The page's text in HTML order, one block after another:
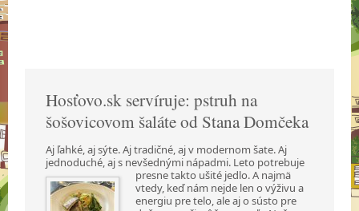
Hosťovo.sk servíruje: pstruh na
šošovicovom šaláte od Stana Domčeka
Aj ľahké, aj sýte. Aj tradičné, aj v modernom šate. Aj
jednoduché, aj s nevšednými nápadmi. Leto potrebuje
presne takto ušité jedlo. A najmä
vtedy, keď nám nejde len o výživu a
energiu pre telo, ale aj o sústo pre